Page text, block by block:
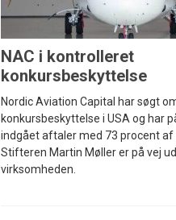
NAC i kontrolleret
konkursbeskyttelse
Nordic Aviation Capital har søgt
konkursbeskyttelse i USA og har
indgået aftaler med 73 procent af
Stifteren Martin Møller er på vej
virksomheden.